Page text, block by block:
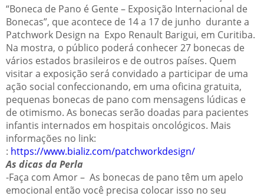
“Boneca de Pano é Gente – Exposição Internacional de
Bonecas”, que acontece de 14 a 17 de junho durante a
Patchwork Design na Expo Renault Barigui, em Curitiba.
Na mostra, o público poderá conhecer 27 bonecas de
vários estados brasileiros e de outros países. Quem
visitar a exposição será convidado a participar de uma
ação social confeccionando, em uma oficina gratuita,
pequenas bonecas de pano com mensagens lúdicas e
de otimismo. As bonecas serão doadas para pacientes
infantis internados em hospitais oncológicos. Mais
informações no link:
: https://www.bializ.com/patchworkdesign/
As dicas da Perla
-Faça com Amor – As bonecas de pano têm um apelo
emocional então você precisa colocar isso no seu